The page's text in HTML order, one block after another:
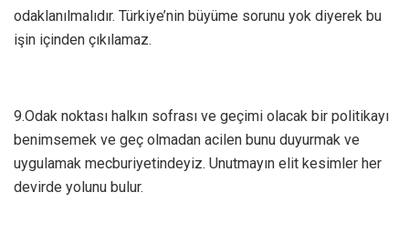
odaklanılmalıdır. Türkiye’nin büyüme sorunu yok diyerek bu
işin içinden çıkılamaz.
9.Odak noktası halkın sofrası ve geçimi olacak bir politikayı
benimsemek ve geç olmadan acilen bunu duyurmak ve
uygulamak mecburiyetindeyiz. Unutmayın elit kesimler her
devirde yolunu bulur.